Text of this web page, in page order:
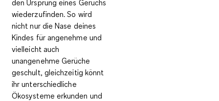
den Ursprung eines Geruchs
wiederzufinden. So wird
nicht nur die Nase deines
Kindes für angenehme und
vielleicht auch
unangenehme Gerüche
geschult, gleichzeitig könnt
ihr unterschiedliche
Ökosysteme erkunden und